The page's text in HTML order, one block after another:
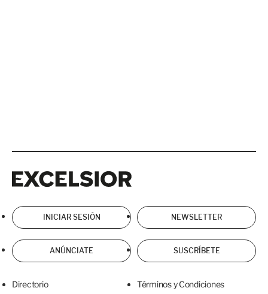
INICIAR SESIÓN NEWSLETTER
ANÚNCIATE SUSCRÍBETE
Directorio Términos y Condiciones